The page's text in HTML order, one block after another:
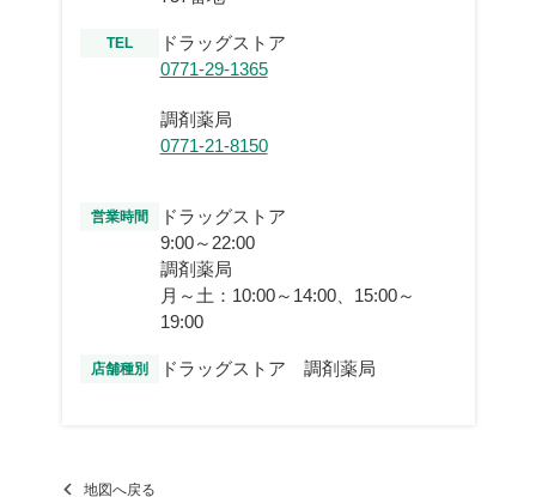
TEL
ドラッグストア
0771-29-1365
調剤薬局
0771-21-8150
営業時間
ドラッグストア
9:00～22:00
調剤薬局
月～土：10:00～14:00、15:00～
19:00
店舗種別 ドラッグストア 調剤薬局
地図へ戻る